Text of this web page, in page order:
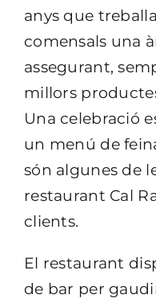
anys que
comensals una
assegurant,
millors
Una celebració
un menú de
són algunes de
restaurant Cal
clients.
El restaurant
de bar per